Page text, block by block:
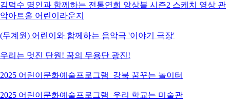
김덕수 명인과 함께하는 전통연희 앙상블 시즌2 스케치 영상 관
악아트홀 어린이라운지
(무계원) 어린이와 함께하는 음악극 '이야기 극장'
우리는 멋진 단원! 꿈의 무용단 광진!
2025 어린이문화예술프로그램_강북 꿈꾸는 놀이터
2025 어린이문화예술프로그램_우리 학교는 미술관